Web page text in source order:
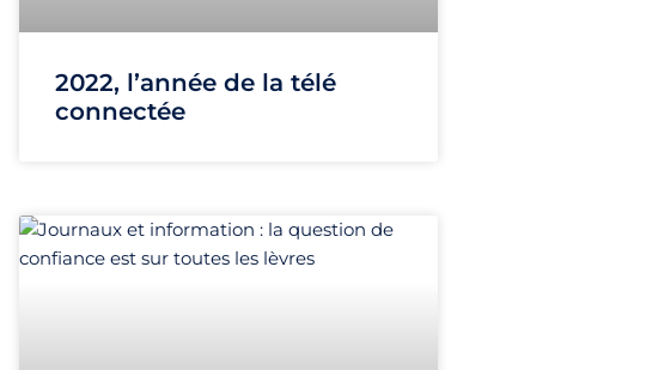
2022, l’année de la télé
connectée